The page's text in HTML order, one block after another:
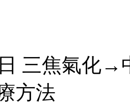
三焦氣化→
方法